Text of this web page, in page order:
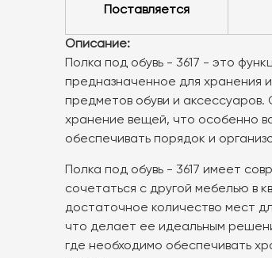
Поставляется
Описание:
Полка под обувь - 3617 - это
предназначенное для хранения
предметов обуви и
хранение вещей, что особенно
обеспечивать порядок и
Полка под обувь - 3617 имеет
сочетаться с другой мебелью в
достаточное количество мест
что делает ее идеальным
где необходимо обеспечивать